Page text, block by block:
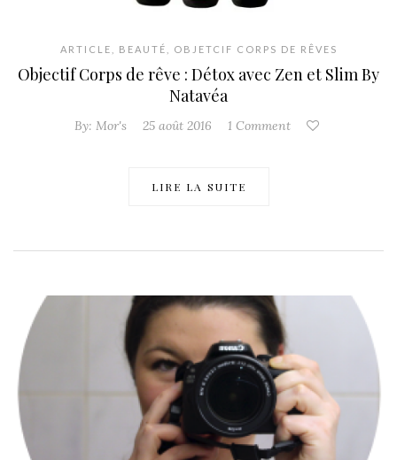
ARTICLE BEAUTÉ OBJETCIF CORPS DE RÊVES
Objectif Corps de rêve : Détox avec Zen et Slim By
Natavéa
By: Mor's 25 août 2016 1 Comment
LIRE LA SUITE